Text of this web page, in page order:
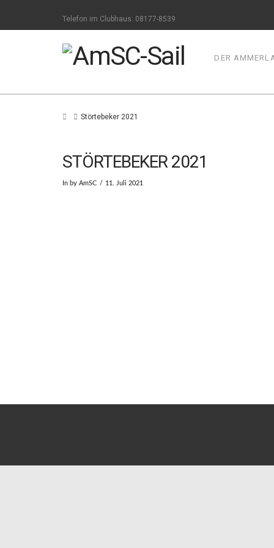
Telefon im Clubhaus: 08177-8539
DER
HomeStörtebeker 2021
STÖRTEBEKER 2021
In by AmSC 11. Juli 2021